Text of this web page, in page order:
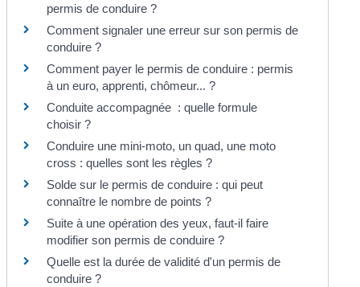
permis de conduire ?
Comment signaler une erreur sur son permis de
conduire ?
Comment payer le permis de conduire : permis
à un euro, apprenti, chômeur... ?
Conduite accompagnée : quelle formule
choisir ?
Conduire une mini-moto, un quad, une moto
cross : quelles sont les règles ?
Solde sur le permis de conduire : qui peut
connaître le nombre de points ?
Suite à une opération des yeux, faut-il faire
modifier son permis de conduire ?
Quelle est la durée de validité d'un permis de
conduire ?